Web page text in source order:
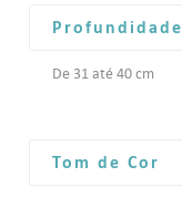
Profundidade
De 31 até 40 cm
Tom de Cor